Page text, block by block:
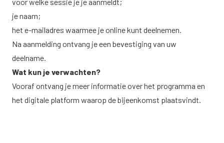
je naam;
het e-mailadres waarmee je online kunt deelnemen.
Na aanmelding ontvang je een bevestiging van uw
deelname.
Wat kun je verwachten?
Vooraf ontvang je meer informatie over het programma en
het digitale platform waarop de bijeenkomst plaatsvindt.